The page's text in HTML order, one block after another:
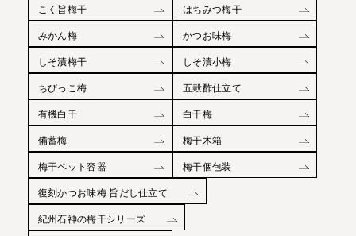
こく旨梅干
はちみつ梅干
みかん梅
かつお味梅
しそ漬梅干
しそ漬小梅
ちびっこ梅
五穀酢仕立て
有機白干
白干梅
備蓄梅
梅干木箱
梅干ペット容器
梅干個包装
復刻かつお味梅 旨だし仕立て
紀州石神の梅干シリーズ